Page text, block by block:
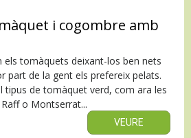
i cogombre amb
els tomàquets deixant-los ben nets
part de la gent els prefereix pelats.
tipus de tomàquet verd, com ara les
o Montserrat...
VEURE